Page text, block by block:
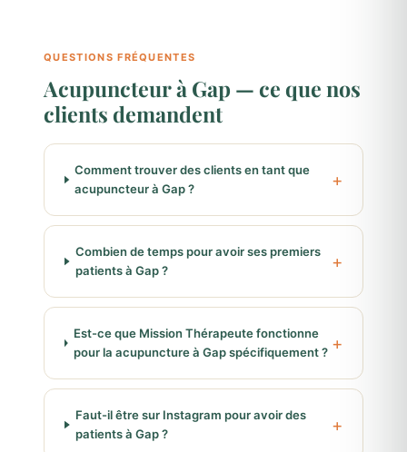
QUESTIONS FRÉQUENTES
Acupuncteur à Gap — ce que nos
clients demandent
Comment trouver des clients en tant que
acupuncteur à Gap ?
Combien de temps pour avoir ses premiers
patients à Gap ?
Est-ce que Mission Thérapeute fonctionne
pour la acupuncture à Gap spécifiquement ?
Faut-il être sur Instagram pour avoir des
patients à Gap ?